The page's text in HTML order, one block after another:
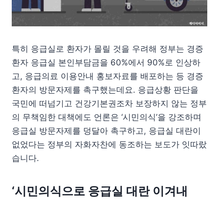
특히 응급실로 환자가 몰릴 것을 우려해 정부는 경증
환자 응급실 본인부담금을 60%에서 90%로 인상하
고, 응급의료 이용안내 홍보자료를 배포하는 등 경증
환자의 방문자제를 촉구했는데요. 응급상황 판단을
국민에 떠넘기고 건강기본권조차 보장하지 않는 정부
의 무책임한 대책에도 언론은 ‘시민의식’을 강조하며
응급실 방문자제를 덩달아 촉구하고, 응급실 대란이
없었다는 정부의 자화자찬에 동조하는 보도가 잇따랐
습니다.
‘시민의식으로 응급실 대란 이겨내